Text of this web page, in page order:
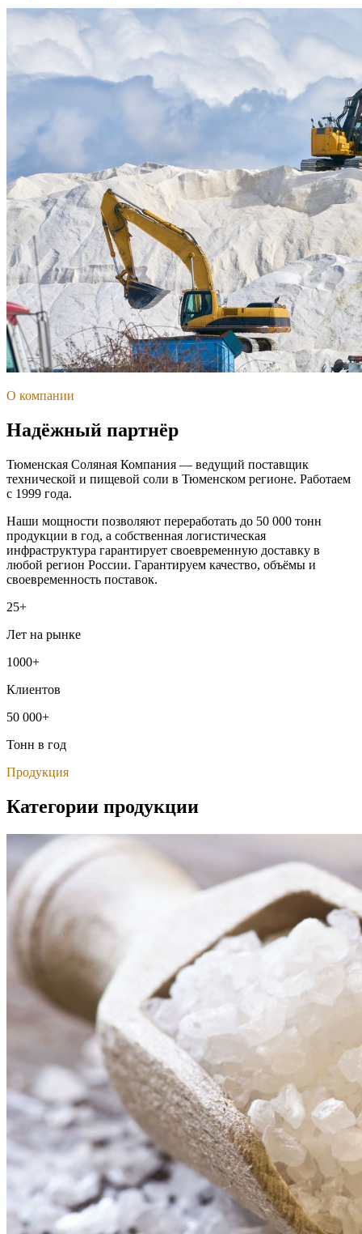
О компании
Надёжный партнёр
Тюменская Соляная Компания — ведущий поставщик
технической и пищевой соли в Тюменском регионе. Работаем
с 1999 года.
Наши мощности позволяют переработать до 50 000 тонн
продукции в год, а собственная логистическая
инфраструктура гарантирует своевременную доставку в
любой регион России. Гарантируем качество, объёмы и
своевременность поставок.
25+
Лет на рынке
1000+
Клиентов
50 000+
Тонн в год
Продукция
Категории продукции